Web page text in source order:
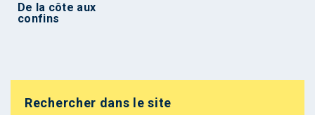
De la côte aux
confins
Rechercher dans le site